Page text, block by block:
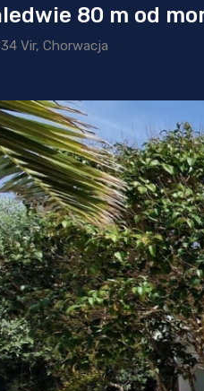
80 m od
Vir, Chorwacja